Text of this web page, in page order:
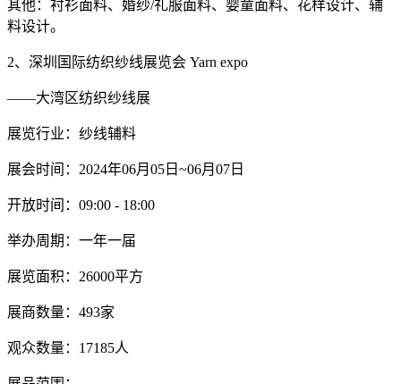
其他：衬衫面料、婚纱/礼服面料、婴童面料、花样设计、辅
料设计。
2、深圳国际纺织纱线展览会 Yarn expo
——大湾区纺织纱线展
展览行业：纱线辅料
展会时间：2024年06月05日~06月07日
开放时间：09:00 - 18:00
举办周期：一年一届
展览面积：26000平方
展商数量：493家
观众数量：17185人